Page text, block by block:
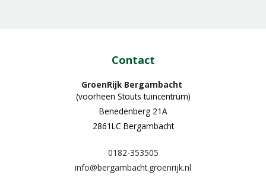
Contact
GroenRijk Bergambacht
(voorheen Stouts tuincentrum)
Benedenberg 21A
2861LC Bergambacht
0182-353505
info@bergambacht.groenrijk.nl